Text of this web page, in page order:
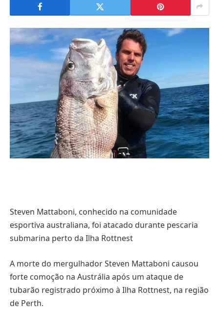
Steven Mattaboni, conhecido na comunidade
esportiva australiana, foi atacado durante pescaria
submarina perto da Ilha Rottnest
A morte do mergulhador Steven Mattaboni causou
forte comoção na Austrália após um ataque de
tubarão registrado próximo à Ilha Rottnest, na região
de Perth.